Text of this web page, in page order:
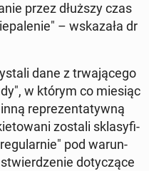
przez dłuższy czas
– wska­za­ła dr
dane z trwa­ją­ce­go
w którym co miesiąc
re­pre­zen­ta­tyw­ną
zostali skla­sy­fi­
pod wa­run­
do­ty­czą­ce